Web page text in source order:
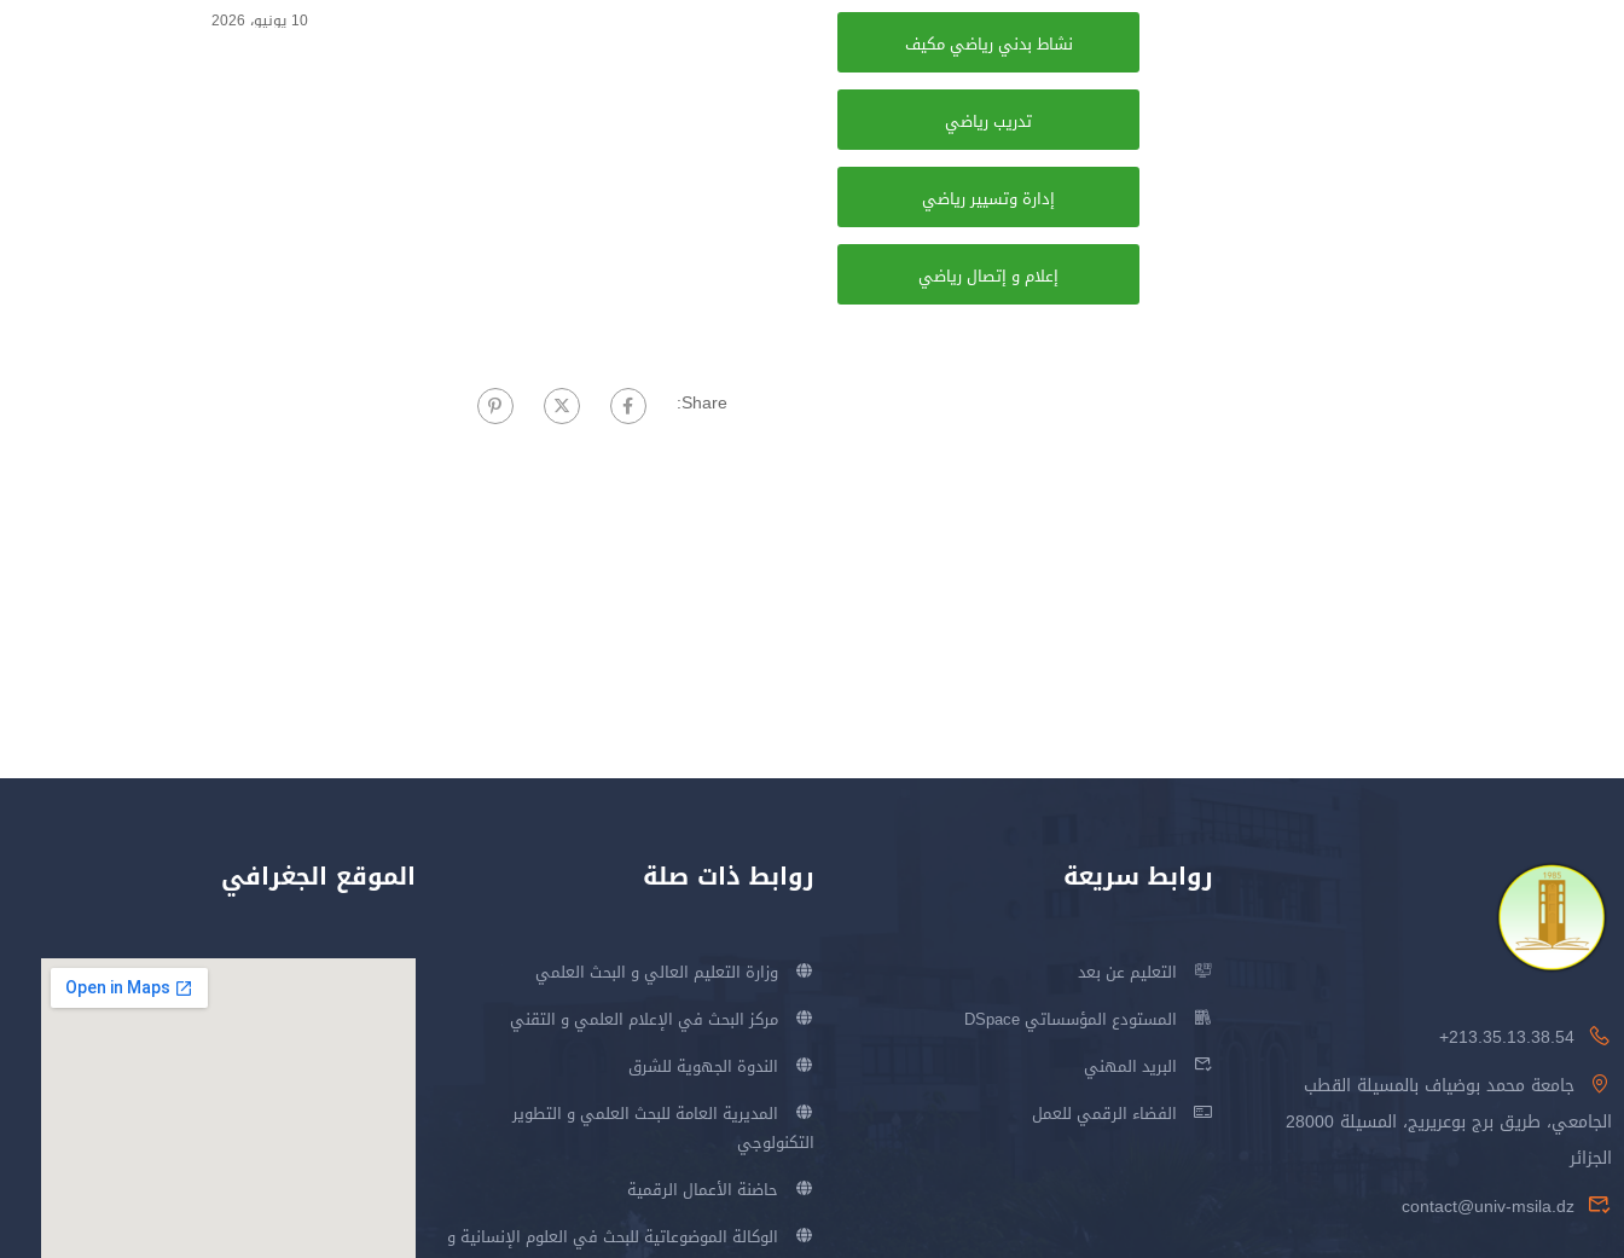
نشاط بدني رياضي مكيف
تدريب رياضي
إدارة وتسيير رياضي
إعلام و إتصال رياضي
Share:
10 يونيو، 2026
213.35.13.38.54+
جامعة محمد بوضياف بالمسيلة القطب
الجامعي، طريق برج بوعريريج، المسيلة 28000
الجزائر
contact@univ-msila.dz
روابط سريعة
التعليم عن بعد
المستودع المؤسساتي DSpace
البريد المهني
الفضاء الرقمي للعمل
روابط ذات صلة
وزارة التعليم العالي و البحث العلمي
مركز البحث في الإعلام العلمي و التقني
الندوة الجهوية للشرق
المديرية العامة للبحث العلمي و التطوير
التكنولوجي
حاضنة الأعمال الرقمية
الوكالة الموضوعاتية للبحث في العلوم الإنسانية و
الموقع الجغرافي